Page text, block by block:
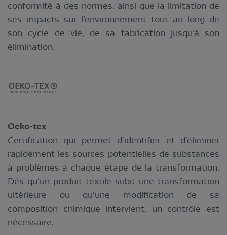
conformité à des normes, ainsi que la limitation de
ses impacts sur l’environnement tout au long de
son cycle de vie, de sa fabrication jusqu’à son
élimination.
Oeko-tex
Certification qui permet d'identifier et d'éliminer
rapidement les sources potentielles de substances
à problèmes à chaque étape de la transformation.
Dès qu'un produit textile subit une transformation
ultérieure ou qu'une modification de sa
composition chimique intervient, un contrôle est
nécessaire.